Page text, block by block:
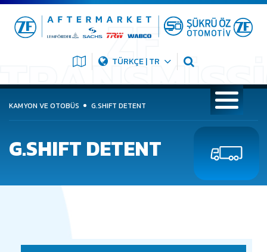
TÜRKÇE | TR
KAMYON VE OTOBÜS G.SHIFT DETENT
G.SHIFT DETENT